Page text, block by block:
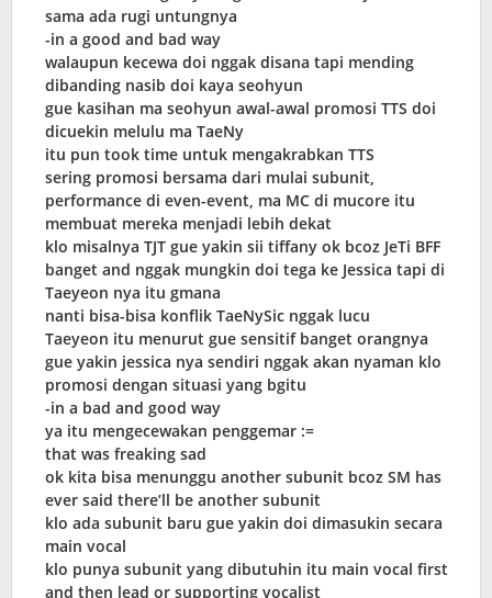
sama ada rugi untungnya
-in a good and bad way
walaupun kecewa doi nggak disana tapi mending
dibanding nasib doi kaya seohyun
gue kasihan ma seohyun awal-awal promosi TTS doi
dicuekin melulu ma TaeNy
itu pun took time untuk mengakrabkan TTS
sering promosi bersama dari mulai subunit,
performance di even-event, ma MC di mucore itu
membuat mereka menjadi lebih dekat
klo misalnya TJT gue yakin sii tiffany ok bcoz JeTi BFF
banget and nggak mungkin doi tega ke Jessica tapi di
Taeyeon nya itu gmana
nanti bisa-bisa konflik TaeNySic nggak lucu
Taeyeon itu menurut gue sensitif banget orangnya
gue yakin jessica nya sendiri nggak akan nyaman klo
promosi dengan situasi yang bgitu
-in a bad and good way
ya itu mengecewakan penggemar :=
that was freaking sad
ok kita bisa menunggu another subunit bcoz SM has
ever said there’ll be another subunit
klo ada subunit baru gue yakin doi dimasukin secara
main vocal
klo punya subunit yang dibutuhin itu main vocal first
and then lead or supporting vocalist